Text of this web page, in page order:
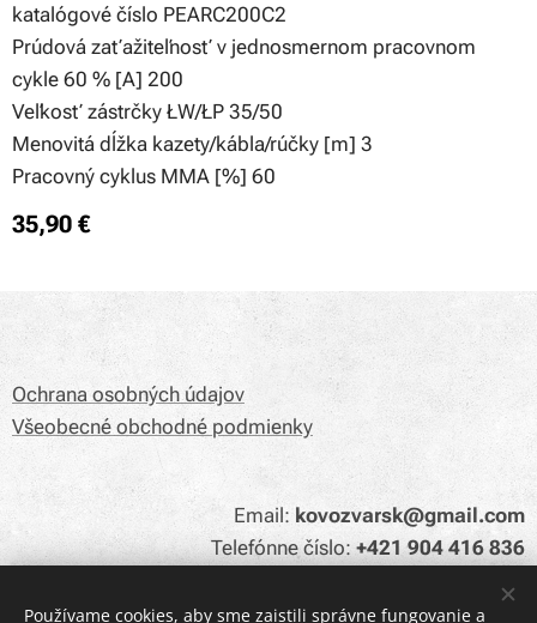
katalógové číslo PEARC200C2
Prúdová zaťažiteľnosť v jednosmernom pracovnom
cykle 60 % [A] 200
Veľkosť zástrčky ŁW/ŁP 35/50
Menovitá dĺžka kazety/kábla/rúčky [m] 3
Pracovný cyklus MMA [%] 60
35,90 €
Ochrana osobných údajov
Všeobecné obchodné podmienky
Email: kovozvarsk@gmail.com
Telefónne číslo:+421 904 416 836
Používame cookies, aby sme zaistili správne fungovanie a